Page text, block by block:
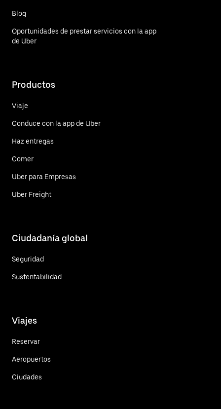
Blog
Oportunidades de prestar servicios con la app
de Uber
Productos
Viaje
Conduce con la app de Uber
Haz entregas
Comer
Uber para Empresas
Uber Freight
Ciudadanía global
Seguridad
Sustentabilidad
Viajes
Reservar
Aeropuertos
Ciudades